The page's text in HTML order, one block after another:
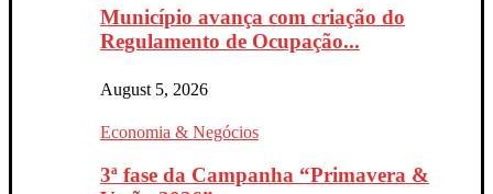
Município avança com criação do
Regulamento de Ocupação...
August 5, 2026
Economia & Negócios
3ª fase da Campanha “Primavera &